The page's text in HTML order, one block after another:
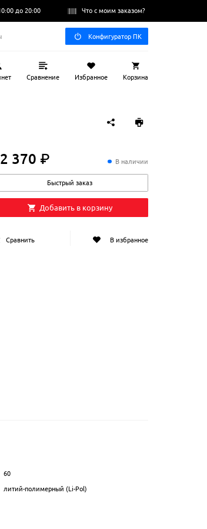
до 20:00 Что с моим заказом?
Конфигуратор ПК
Сравнение Избранное Корзина
370 ₽52 370 ₽ В наличии
Быстрый заказ
Добавить в корзину
Сравнить В избранное
60
литий-полимерный (Li-Pol)